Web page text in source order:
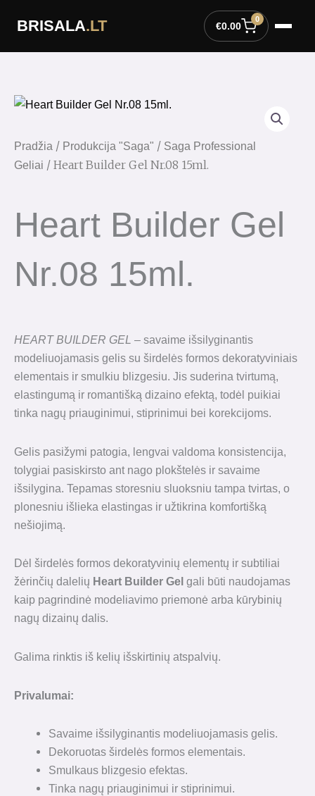
BRISALA.LT €0.00
0
Pradžia / Produkcija "Saga" / Saga Professional
Geliai / Heart Builder Gel Nr.08 15ml.
Heart Builder Gel
Nr.08 15ml.
HEART BUILDER GEL – savaime išsilyginantis
modeliuojamasis gelis su širdelės formos dekoratyviniais
elementais ir smulkiu blizgesiu. Jis suderina tvirtumą,
elastingumą ir romantišką dizaino efektą, todėl puikiai
tinka nagų priauginimui, stiprinimui bei korekcijoms.
Gelis pasižymi patogia, lengvai valdoma konsistencija,
tolygiai pasiskirsto ant nago plokštelės ir savaime
išsilygina. Tepamas storesniu sluoksniu tampa tvirtas, o
plonesniu išlieka elastingas ir užtikrina komfortišką
nešiojimą.
Dėl širdelės formos dekoratyvinių elementų ir subtiliai
žėrinčių dalelių Heart Builder Gel gali būti naudojamas
kaip pagrindinė modeliavimo priemonė arba kūrybinių
nagų dizainų dalis.
Galima rinktis iš kelių išskirtinių atspalvių.
Privalumai:
Savaime išsilyginantis modeliuojamasis gelis.
Dekoruotas širdelės formos elementais.
Smulkaus blizgesio efektas.
Tinka nagų priauginimui ir stiprinimui.